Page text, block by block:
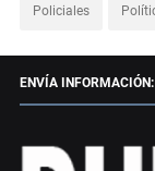
Policiales
ENVÍA